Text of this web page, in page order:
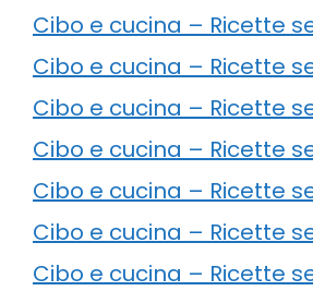
Cibo e cucina – Ricette
Cibo e cucina – Ricette
Cibo e cucina – Ricette
Cibo e cucina – Ricette
Cibo e cucina – Ricette
Cibo e cucina – Ricette
Cibo e cucina – Ricette